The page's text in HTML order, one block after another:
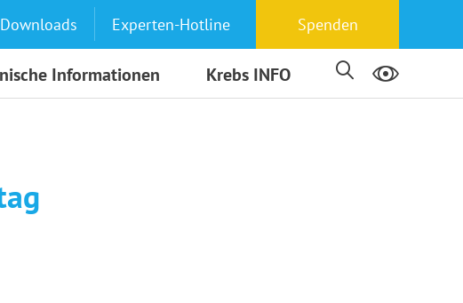
Downloads Experten-Hotline Spenden
Informationen Krebs INFO